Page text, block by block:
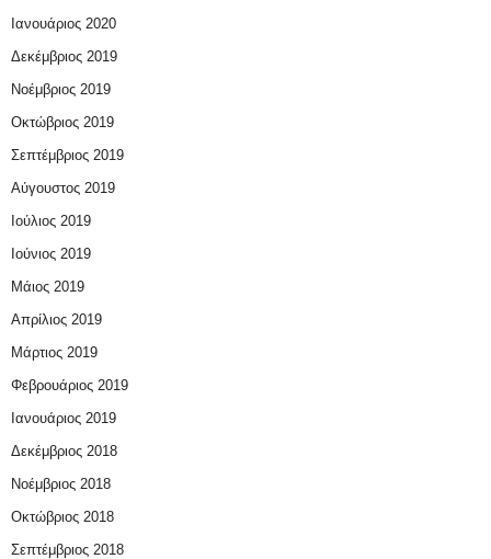
Ιανουάριος 2020
Δεκέμβριος 2019
Νοέμβριος 2019
Οκτώβριος 2019
Σεπτέμβριος 2019
Αύγουστος 2019
Ιούλιος 2019
Ιούνιος 2019
Μάιος 2019
Απρίλιος 2019
Μάρτιος 2019
Φεβρουάριος 2019
Ιανουάριος 2019
Δεκέμβριος 2018
Νοέμβριος 2018
Οκτώβριος 2018
Σεπτέμβριος 2018